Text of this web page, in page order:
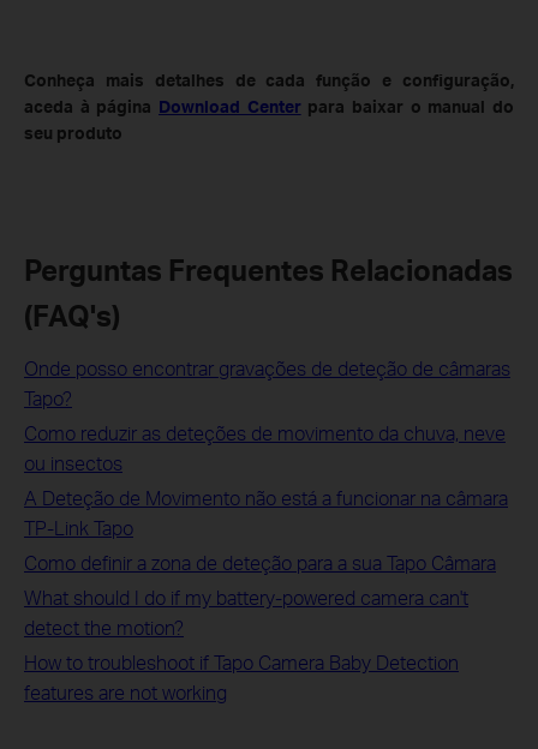
Conheça mais detalhes de cada função e configuração,
aceda à página Download Center para baixar o manual do
seu produto
Perguntas Frequentes Relacionadas
(FAQ's)
Onde posso encontrar gravações de deteção de câmaras
Tapo?
Como reduzir as deteções de movimento da chuva, neve
ou insectos
A Deteção de Movimento não está a funcionar na câmara
TP-Link Tapo
Como definir a zona de deteção para a sua Tapo Câmara
What should I do if my battery-powered camera can't
detect the motion?
How to troubleshoot if Tapo Camera Baby Detection
features are not working